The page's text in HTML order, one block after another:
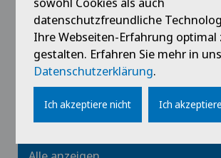
Profil ansehen
datenschutzfreundliche
Ihre Webseiten-Erfahrung optimal
gestalten. Erfahren Sie mehr in
Datenschutzerklärung.
Ich akzeptiere nicht Ich akzeptiere